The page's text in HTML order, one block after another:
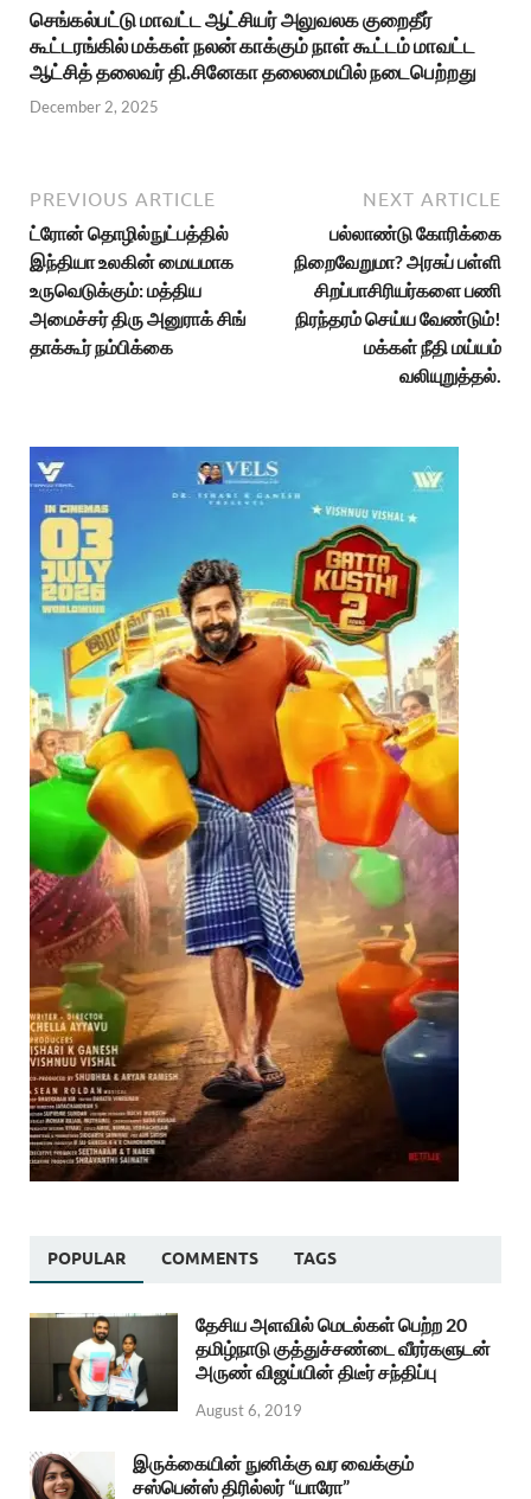
செங்கல்பட்டு மாவட்ட ஆட்சியர் அலுவலக குறைதீர்
கூட்டரங்கில் மக்கள் நலன் காக்கும் நாள் கூட்டம் மாவட்ட
ஆட்சித் தலைவர் தி.சினேகா தலைமையில் நடைபெற்றது
December 2, 2025
PREVIOUS ARTICLE
ட்ரோன் தொழில்நுட்பத்தில்
இந்தியா உலகின் மையமாக
உருவெடுக்கும்: மத்திய
அமைச்சர் திரு அனுராக் சிங்
தாக்கூர் நம்பிக்கை
NEXT ARTICLE
பல்லாண்டு கோரிக்கை
நிறைவேறுமா? அரசுப் பள்ளி
சிறப்பாசிரியர்களை பணி
நிரந்தரம் செய்ய வேண்டும்!
மக்கள் நீதி மய்யம்
வலியுறுத்தல்.
POPULAR COMMENTS TAGS
தேசிய அளவில் மெடல்கள் பெற்ற 20
தமிழ்நாடு குத்துச்சண்டை வீரர்களுடன்
அருண் விஜய்யின் திடீர் சந்திப்பு
August 6, 2019
இருக்கையின் நுனிக்கு வர வைக்கும்
சஸ்பென்ஸ் திரில்லர் “யாரோ”